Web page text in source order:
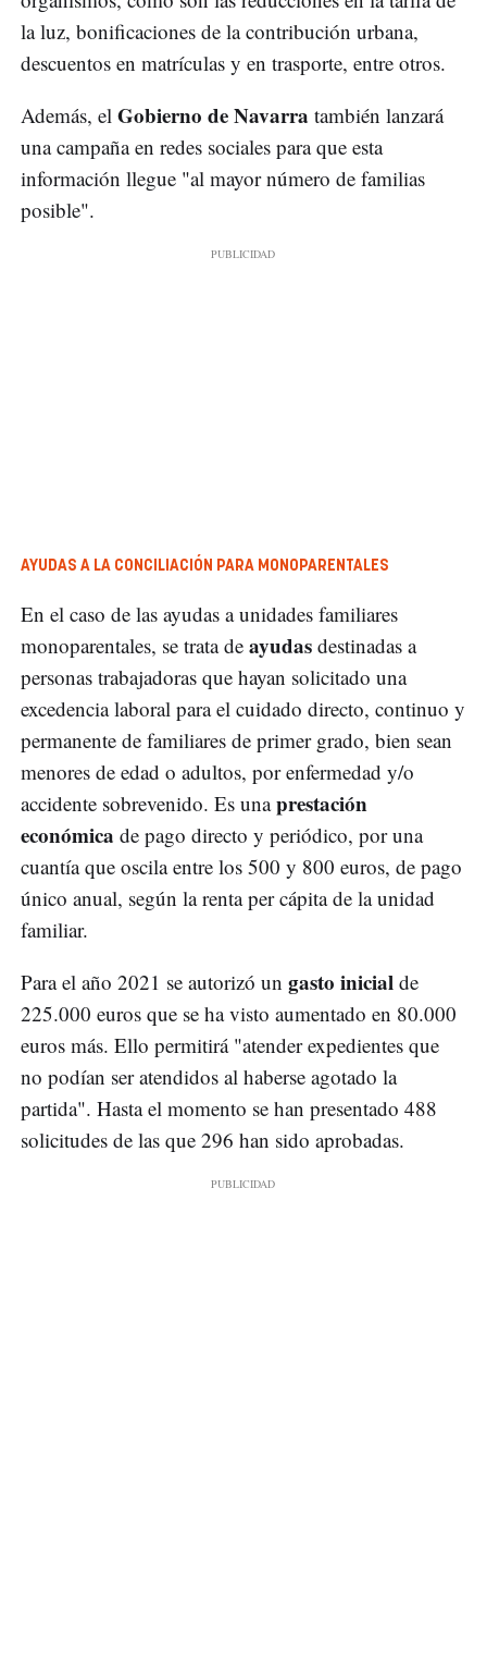
la luz, bonificaciones de la contribución urbana,
descuentos en matrículas y en trasporte, entre otros.
Además, el Gobierno de Navarra también lanzará
una campaña en redes sociales para que esta
información llegue "al mayor número de familias
posible".
AYUDAS A LA CONCILIACIÓN PARA MONOPARENTALES
En el caso de las ayudas a unidades familiares
monoparentales, se trata de ayudas destinadas a
personas trabajadoras que hayan solicitado una
excedencia laboral para el cuidado directo, continuo y
permanente de familiares de primer grado, bien sean
menores de edad o adultos, por enfermedad y/o
accidente sobrevenido. Es unaprestación
económica de pago directo y periódico, por una
cuantía que oscila entre los 500 y 800 euros, de pago
único anual, según la renta per cápita de la unidad
familiar.
Para el año 2021 se autorizó un gasto inicial de
225.000 euros que se ha visto aumentado en 80.000
euros más. Ello permitirá "atender expedientes que
no podían ser atendidos al haberse agotado la
partida". Hasta el momento se han presentado 488
solicitudes de las que 296 han sido aprobadas.